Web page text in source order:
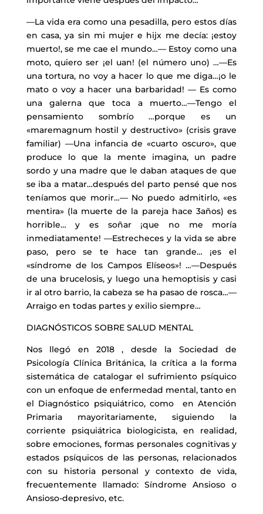
—La vida era como una pesadilla, pero estos días
en casa, ya sin mi mujer e hijx me decía: ¡estoy
muerto!, se me cae el mundo…— Estoy como una
moto, quiero ser ¡el uan! (el número uno) …—Es
una tortura, no voy a hacer lo que me diga…¡o le
mato o voy a hacer una barbaridad! — Es como
una galerna que toca a muerto…—Tengo el
pensamiento sombrío …porque es un
«maremagnum hostil y destructivo» (crisis grave
familiar) —Una infancia de «cuarto oscuro», que
produce lo que la mente imagina, un padre
sordo y una madre que le daban ataques de que
se iba a matar…después del parto pensé que nos
teníamos que morir…— No puedo admitirlo, «es
mentira» (la muerte de la pareja hace 3años) es
horrible… y es soñar ¡que no me moría
inmediatamente! —Estrecheces y la vida se abre
paso, pero se te hace tan grande… ¡es el
«síndrome de los Campos Elíseos»! …—Después
de una brucelosis, y luego una hemoptisis y casi
ir al otro barrio, la cabeza se ha pasao de rosca…—
Arraigo en todas partes y exilio siempre…
DIAGNÓSTICOS SOBRE SALUD MENTAL
Nos llegó en 2018 , desde la Sociedad de
Psicología Clínica Británica, la crítica a la forma
sistemática de catalogar el sufrimiento psíquico
con un enfoque de enfermedad mental, tanto en
el Diagnóstico psiquiátrico, como en Atención
Primaria mayoritariamente, siguiendo la
corriente psiquiátrica biologicista, en realidad,
sobre emociones, formas personales cognitivas y
estados psíquicos de las personas, relacionados
con su historia personal y contexto de vida,
frecuentemente llamado: Síndrome Ansioso o
Ansioso-depresivo, etc.